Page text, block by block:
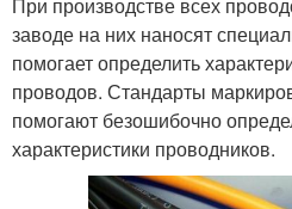
заводе на них наносят
помогает определить
проводов. Стандарты
помогают безошибочно
характеристики проводников.